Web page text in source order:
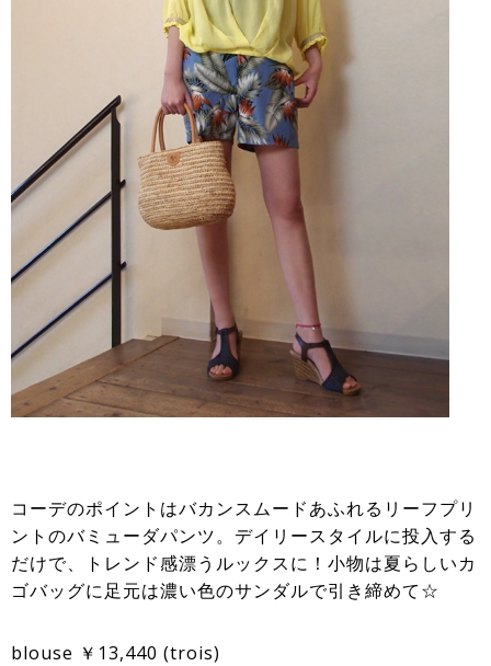
コーデのポイントはバカンスムードあふれるリーフプリ
ントのバミューダパンツ。デイリースタイルに投入する
だけで、トレンド感漂うルックスに！小物は夏らしいカ
ゴバッグに足元は濃い色のサンダルで引き締めて☆
blouse ￥13,440 (trois)